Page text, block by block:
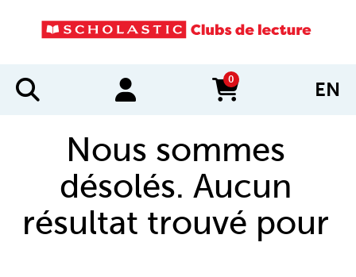
0
items in cart EN
Nous sommes
désolés. Aucun
résultat trouvé pour